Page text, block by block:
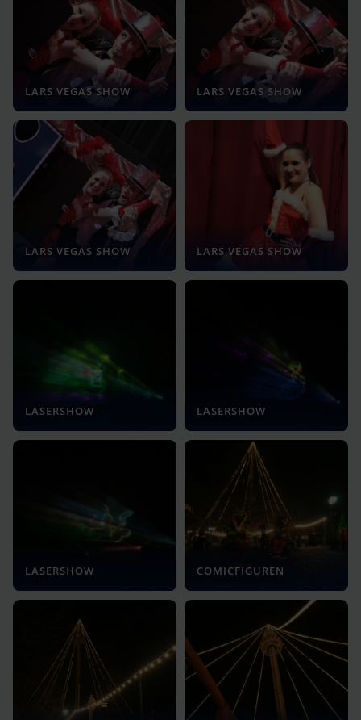
LARS VEGAS SHOW LARS VEGAS SHOW
LARS VEGAS SHOW LARS VEGAS SHOW
LASERSHOW LASERSHOW
LASERSHOW COMICFIGUREN